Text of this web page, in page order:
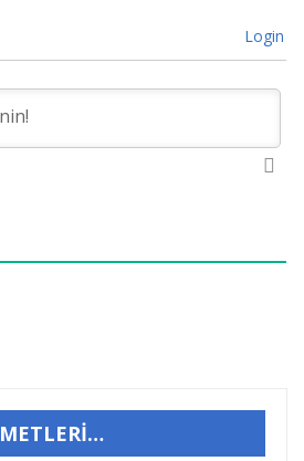
Login